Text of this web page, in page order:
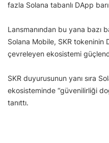
fazla Solana tabanlı DApp
Lansmanından bu yana bazı
Solana Mobile, SKR tokeninin
çevreleyen ekosistemi
SKR duyurusunun yanı sıra
ekosisteminde “güvenilirliği
tanıttı.